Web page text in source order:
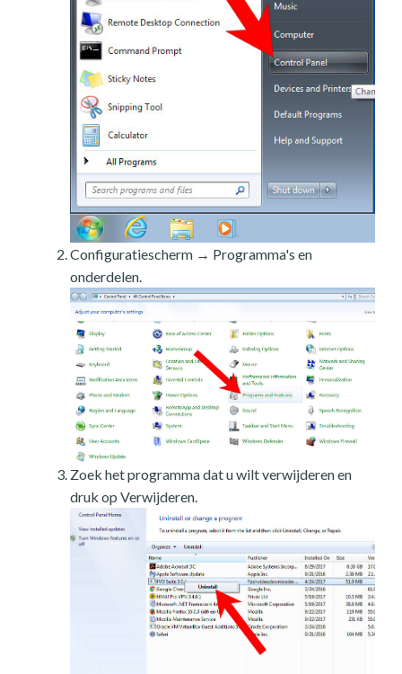
Configuratiescherm → Programma's en
onderdelen.
Zoek het programma dat u wilt verwijderen en
druk op Verwijderen.